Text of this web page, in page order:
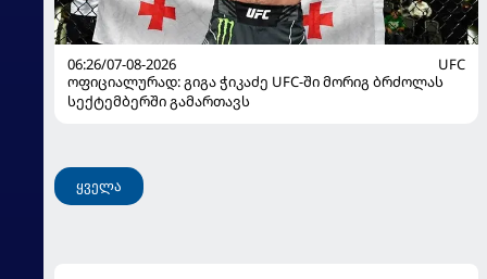
06:26/07-08-2026
UFC
ოფიციალურად: გიგა ჭიკაძე UFC-ში მორიგ ბრძოლას
სექტემბერში გამართავს
ყველა